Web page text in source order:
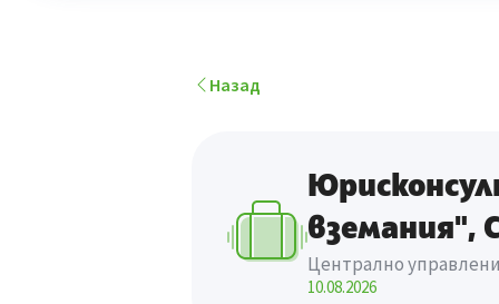
Назад
вземания",
Централно
10.08.2026